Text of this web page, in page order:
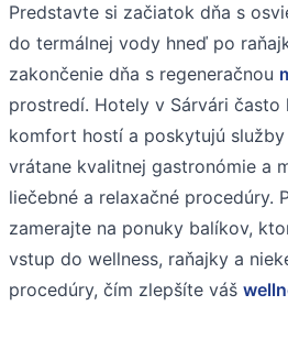
Predstavte si začiatok dňa s
do termálnej vody hneď po
zakončenie dňa s regeneračnou
prostredí. Hotely v Sárvári
komfort hostí a poskytujú
vrátane kvalitnej gastronómie a
liečebné a relaxačné procedúry.
zamerajte na ponuky balíkov,
vstup do wellness, raňajky a
procedúry, čím zlepšíte váš